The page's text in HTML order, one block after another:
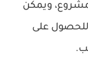
ويمكن
على